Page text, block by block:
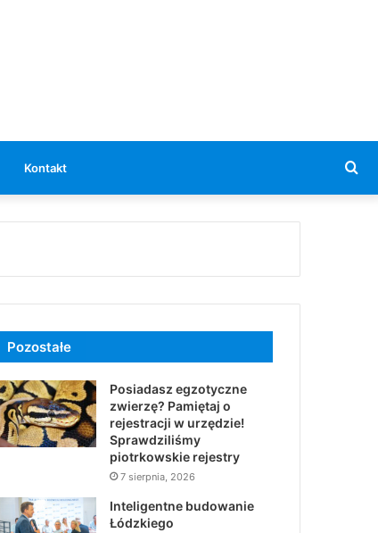
Kontakt
Pozostałe
Posiadasz egzotyczne
zwierzę? Pamiętaj o
rejestracji w urzędzie!
Sprawdziliśmy
piotrkowskie rejestry
7 sierpnia, 2026
Inteligentne budowanie
Łódzkiego